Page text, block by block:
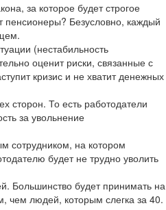
за которое будет строгое
пенсионеры? Безусловно, каждый
(нестабильность
оценит риски, связанные с
кризис и не хватит денежных
сторон. То есть работодатели
за увольнение
сотрудником, на котором
будет не трудно уволить
Большинство будет принимать на
чем людей, которым слегка за 40.